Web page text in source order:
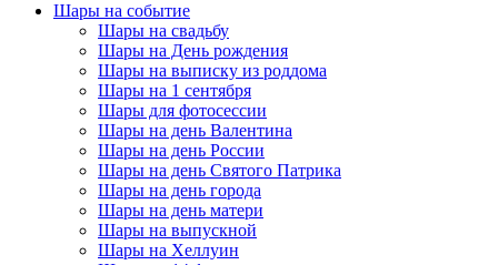
Шары на событие
Шары на свадьбу
Шары на День рождения
Шары на выписку из роддома
Шары на 1 сентября
Шары для фотосессии
Шары на день Валентина
Шары на день России
Шары на день Святого Патрика
Шары на день города
Шары на день матери
Шары на выпускной
Шары на Хеллуин